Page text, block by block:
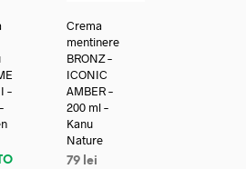
–
Crema
mentinere
BRONZ –
ICONIC
AMBER –
200 ml –
Kanu
Nature
79 lei